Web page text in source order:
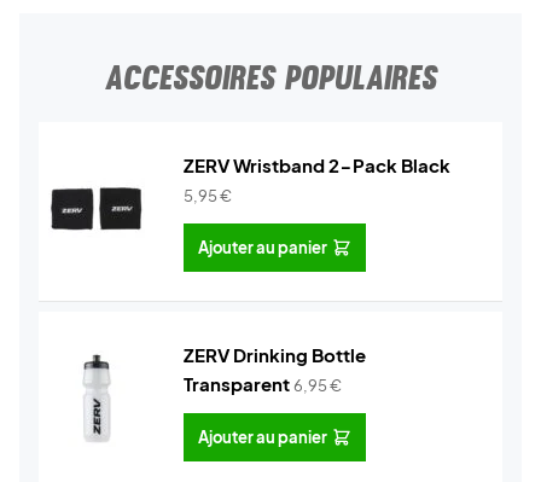
ACCESSOIRES POPULAIRES
ZERV Wristband 2-Pack Black
5,95€
Ajouter au panier
ZERV Drinking Bottle
Transparent6,95€
Ajouter au panier